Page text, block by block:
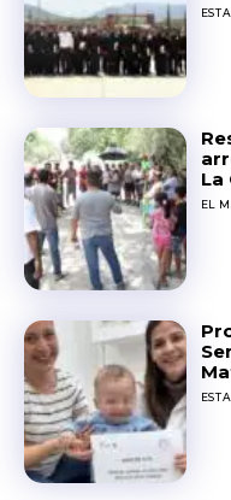
La
EL